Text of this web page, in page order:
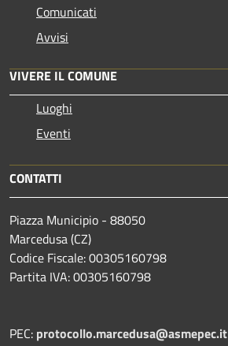
Comunicati
Avvisi
VIVERE IL COMUNE
Luoghi
Eventi
CONTATTI
Piazza Municipio - 88050
Marcedusa (CZ)
Codice Fiscale: 00305160798
Partita IVA: 00305160798
PEC: protocollo.marcedusa@asmepec.it